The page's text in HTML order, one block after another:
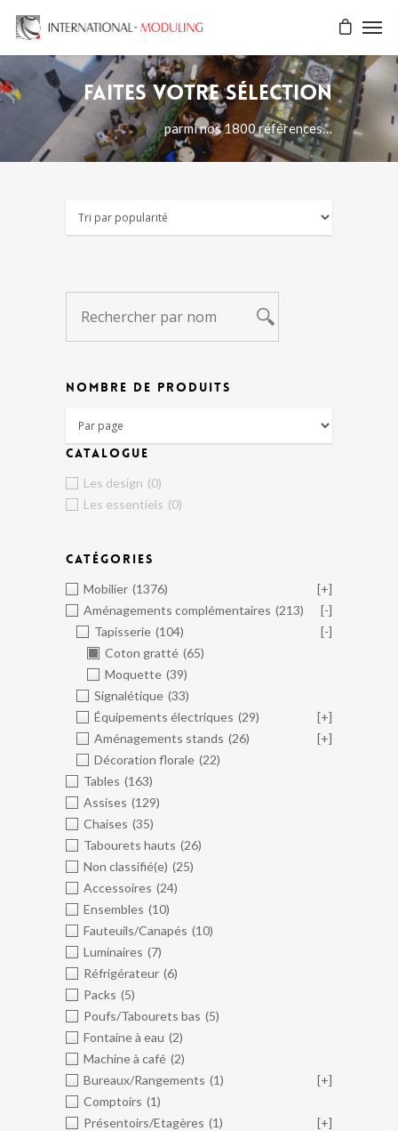
Faites votre sélection
parmi nos 1800 références…
NOMBRE DE PRODUITS
CATALOGUE
Les design (0)
Les essentiels (0)
CATÉGORIES
Mobilier (1376)
[+]
Aménagements complémentaires (213)
[-]
Tapisserie (104)
[-]
Coton gratté (65)
Moquette (39)
Signalétique (33)
Équipements électriques (29)
[+]
Aménagements stands (26)
[+]
Décoration florale (22)
Tables (163)
Assises (129)
Chaises (35)
Tabourets hauts (26)
Non classifié(e) (25)
Accessoires (24)
Ensembles (10)
Fauteuils/Canapés (10)
Luminaires (7)
Réfrigérateur (6)
Packs (5)
Poufs/Tabourets bas (5)
Fontaine à eau (2)
Machine à café (2)
Bureaux/Rangements (1)
[+]
Comptoirs (1)
Présentoirs/Etagères (1)
[+]